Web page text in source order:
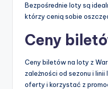
Bezpośrednie loty są
którzy cenią sobie
Ceny
Ceny biletów na loty z
zależności od sezonu i
oferty i korzystać z